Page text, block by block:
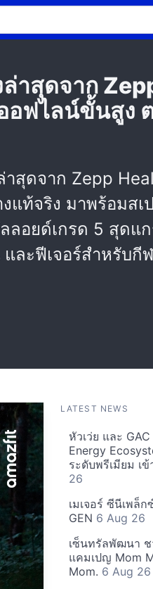
าสุดจาก
อฟไลน์ขั้นสูง
สุดจาก Zepp
ท้จริง มาพร้อมสเ
ลอยด์เกรด 5 สุด
ละฟีเจอร์สำหรับ
LATEST NEWS
หัวเว่ย และ
Energy
ระดับพรีเมียม เ
26
เมเจอร์ ซีนีเพล็
GEN 6 Aug 26
เซ็นทรัลพัฒนา
แคมเปญ Mom
Mom. 6 Aug 26